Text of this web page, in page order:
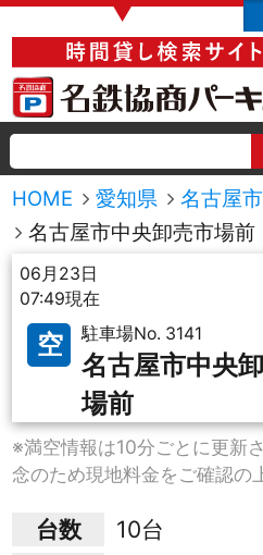
▼
HOME 愛知県
名古屋
名古屋市中央卸売市場前
06月23日
07:49現在
空 駐車場No. 3141
名古屋市中央
場前
※満空情報は10分ごとに更新
念のため現地料金をご確認の
台数
10台